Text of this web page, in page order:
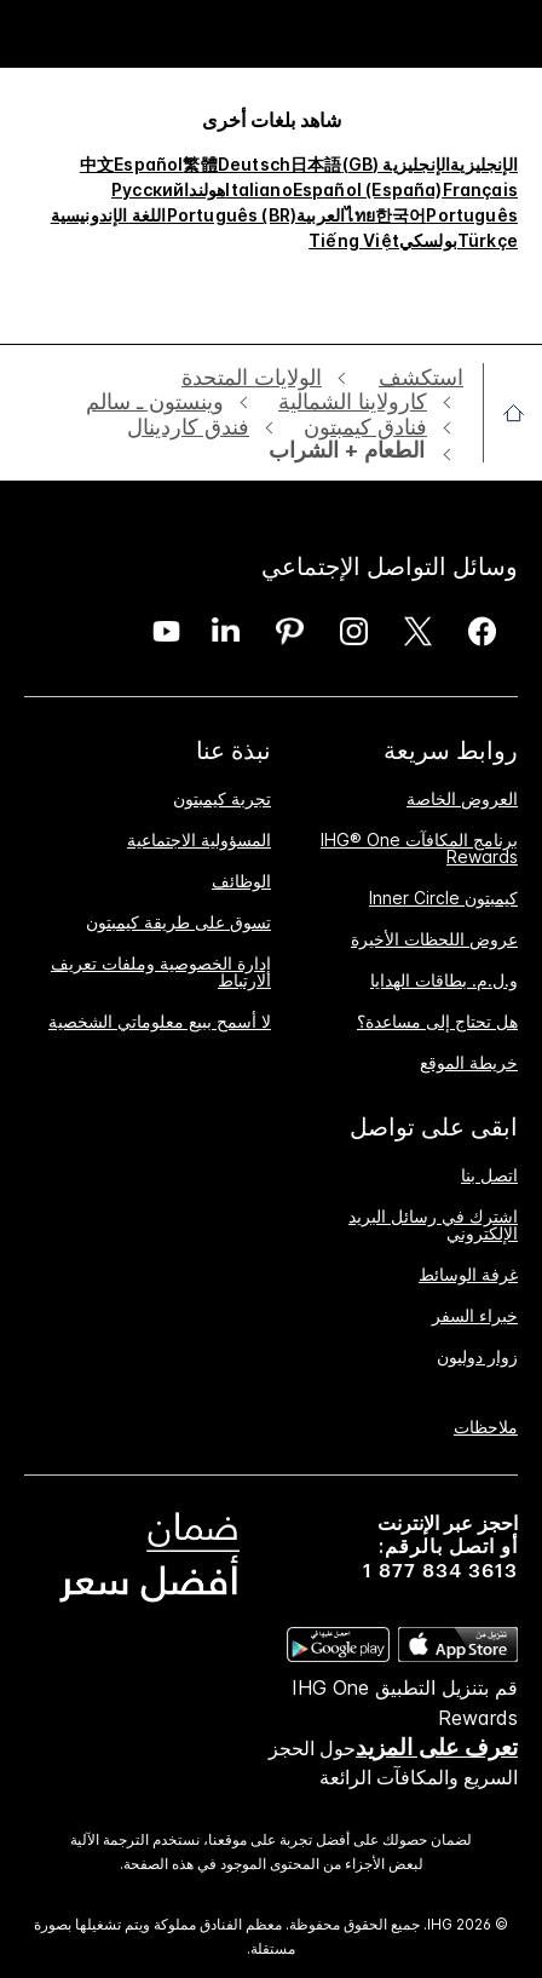
شاهد بلغات أخرى
الإنجليزيةالإنجليزية (GB) 日本語
Deutsch
繁體
Español
中文
Français
Español (España)
ItalianoهولنداРусский
Português
한국어
ไทยالعربيةPortuguês (BR)اللغة الإندونيسية
TürkçeبولسكيTiếng Việt
استكشف
الولايات المتحدة
كارولاينا الشمالية
وينستون ـ سالم
فنادق كيمبتون
فندق كاردينال
الطعام + الشراب
وسائل التواصل الإجتماعي
روابط سريعة
العروض الخاصة
برنامج المكافآت IHG® One
Rewards
كيمبتون Inner Circle
عروض اللحظات الأخيرة
و.ل.م. بطاقات الهدايا
هل تحتاج إلى مساعدة؟
خريطة الموقع
نبذة عنا
تجربة كيمبتون
المسؤولية الاجتماعية
الوظائف
تسوق على طريقة كيمبتون
إدارة الخصوصية وملفات تعريف
الارتباط
لا أسمح ببيع معلوماتي الشخصية
ابقى على تواصل
اتصل بنا
اشترك في رسائل البريد
الإلكتروني
غرفة الوسائط
خبراء السفر
زوار دوليون
ملاحظات
احجز عبر الإنترنت
أو اتصل بالرقم:
1 877 834 3613
قم بتنزيل التطبيق IHG One
Rewards
تعرف على المزيدحول الحجز
السريع والمكافآت الرائعة
لضمان حصولك على أفضل تجربة على موقعنا، نستخدم الترجمة الآلية
لبعض الأجزاء من المحتوى الموجود في هذه الصفحة.
© 2026 IHG. ‫جميع الحقوق محفوظة.‬ معظم الفنادق مملوكة ويتم تشغيلها بصورة
مستقلة.